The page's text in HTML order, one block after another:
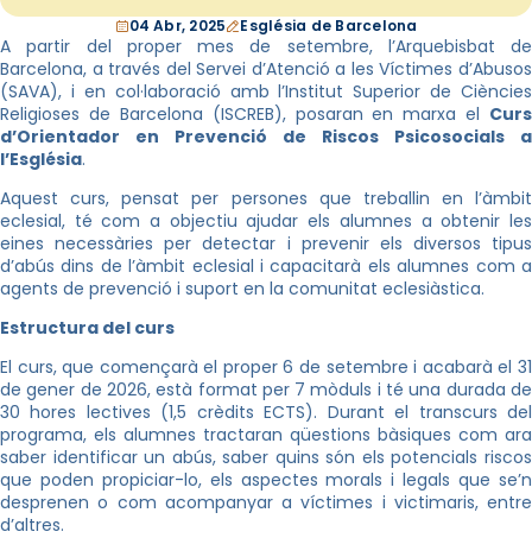
04 Abr, 2025 Església de Barcelona
A partir del proper mes de setembre, l’Arquebisbat de
Barcelona, a través del Servei d’Atenció a les Víctimes d’Abusos
(SAVA), i en col·laboració amb l’Institut Superior de Ciències
Religioses de Barcelona (ISCREB), posaran en marxa el Curs
d’Orientador en Prevenció de Riscos Psicosocials a
l’Església.
Aquest curs, pensat per persones que treballin en l’àmbit
eclesial, té com a objectiu ajudar els alumnes a obtenir les
eines necessàries per detectar i prevenir els diversos tipus
d’abús dins de l’àmbit eclesial i capacitarà els alumnes com a
agents de prevenció i suport en la comunitat eclesiàstica.
Estructura del curs
El curs, que començarà el proper 6 de setembre i acabarà el 31
de gener de 2026, està format per 7 mòduls i té una durada de
30 hores lectives (1,5 crèdits ECTS). Durant el transcurs del
programa, els alumnes tractaran qüestions bàsiques com ara
saber identificar un abús, saber quins són els potencials riscos
que poden propiciar-lo, els aspectes morals i legals que se’n
desprenen o com acompanyar a víctimes i victimaris, entre
d’altres.